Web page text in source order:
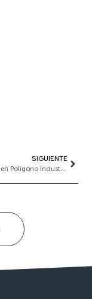
SIGUIENTE
Local o nave en Poligono industrial campillo